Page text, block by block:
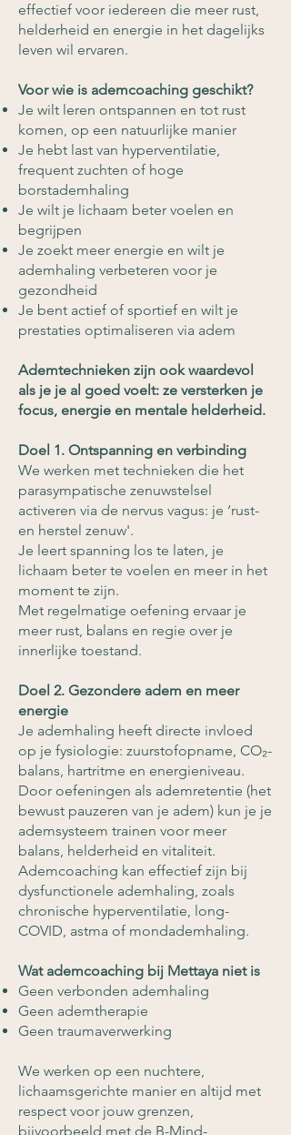
effectief voor iedereen die meer rust,
helderheid en energie in het dagelijks
leven wil ervaren.
Voor wie is ademcoaching geschikt?
Je wilt leren ontspannen en tot rust
komen, op een natuurlijke manier
Je hebt last van hyperventilatie,
frequent zuchten of hoge
borstademhaling
Je wilt je lichaam beter voelen en
begrijpen
Je zoekt meer energie en wilt je
ademhaling verbeteren voor je
gezondheid
Je bent actief of sportief en wilt je
prestaties optimaliseren via adem
Ademtechnieken zijn ook waardevol
als je je al goed voelt: ze versterken je
focus, energie en mentale helderheid.
Doel 1. Ontspanning en verbinding​
We werken met technieken die het
parasympatische zenuwstelsel
activeren via de nervus vagus: je ‘rust-
en herstel zenuw'.
Je leert spanning los te laten, je
lichaam beter te voelen en meer in het
moment te zijn.
Met regelmatige oefening ervaar je
meer rust, balans en regie over je
innerlijke toestand.
Doel 2. Gezondere adem en meer
energie
Je ademhaling heeft directe invloed
op je fysiologie: zuurstofopname, CO₂-
balans, hartritme en energieniveau.
Door oefeningen als ademretentie (het
bewust pauzeren van je adem) kun je je
ademsysteem trainen voor meer
balans, helderheid en vitaliteit.
Ademcoaching kan effectief zijn bij
dysfunctionele ademhaling, zoals
chronische hyperventilatie, long-
COVID, astma of mondademhaling.
Wat ademcoaching bij Mettaya niet is
Geen verbonden ademhaling
Geen ademtherapie
Geen traumaverwerking
We werken op een nuchtere,
lichaamsgerichte manier en altijd met
respect voor jouw grenzen,
bijvoorbeeld met de B-Mind-